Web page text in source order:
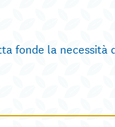
fonde la